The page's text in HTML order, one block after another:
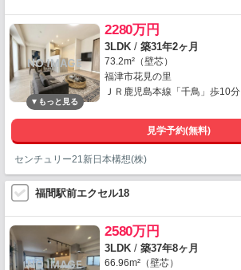
2280万円
3LDK / 築31年2ヶ月
73.2m²（壁芯）
福津市花見の里
ＪＲ鹿児島本線「千鳥」歩10分
見学予約(無料)
センチュリー21新日本構想(株)
福間駅前エクセル18
2580万円
3LDK / 築37年8ヶ月
66.96m²（壁芯）